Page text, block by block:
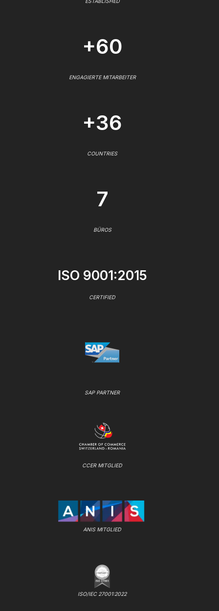
+60
ENGAGIERTE MITARBEITER
+36
COUNTRIES
7
BÜROS
ISO 9001:2015
CERTIFIED
SAP PARTNER
CCER MITGLIED
ANIS MITGLIED
ISO/IEC 27001:2022